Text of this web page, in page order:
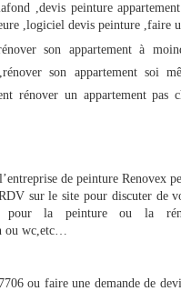
,devis peinture
,logiciel devis peinture ,faire
son appartement à
son appartement soi
rénover un appartement pas
de peinture Renovex
sur le site pour discuter de
la peinture ou la
ou wc,etc…
ou faire une demande de